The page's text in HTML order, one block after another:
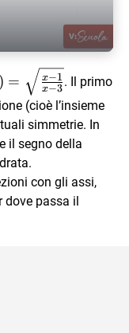
3}}
) = x−3
x−1 . Il primo
(cioè l’insieme
simmetrie. In
il segno della
con gli assi,
dove passa il